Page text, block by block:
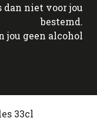
33cl
dan niet voor jou
bestemd.
jou geen alcohol